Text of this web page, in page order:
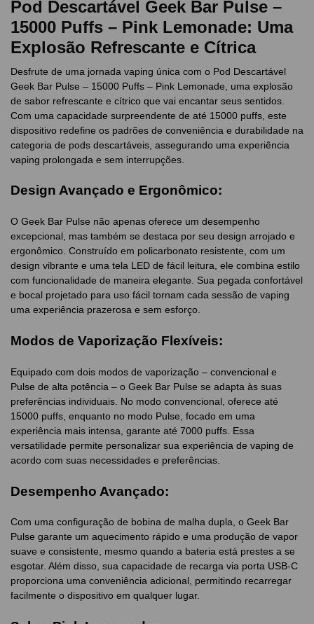
Pod Descartável Geek Bar Pulse –
15000 Puffs – Pink Lemonade: Uma
Explosão Refrescante e Cítrica
Desfrute de uma jornada vaping única com o Pod Descartável
Geek Bar Pulse – 15000 Puffs – Pink Lemonade, uma explosão
de sabor refrescante e cítrico que vai encantar seus sentidos.
Com uma capacidade surpreendente de até 15000 puffs, este
dispositivo redefine os padrões de conveniência e durabilidade na
categoria de pods descartáveis, assegurando uma experiência
vaping prolongada e sem interrupções.
Design Avançado e Ergonômico:
O Geek Bar Pulse não apenas oferece um desempenho
excepcional, mas também se destaca por seu design arrojado e
ergonômico. Construído em policarbonato resistente, com um
design vibrante e uma tela LED de fácil leitura, ele combina estilo
com funcionalidade de maneira elegante. Sua pegada confortável
e bocal projetado para uso fácil tornam cada sessão de vaping
uma experiência prazerosa e sem esforço.
Modos de Vaporização Flexíveis:
Equipado com dois modos de vaporização – convencional e
Pulse de alta potência – o Geek Bar Pulse se adapta às suas
preferências individuais. No modo convencional, oferece até
15000 puffs, enquanto no modo Pulse, focado em uma
experiência mais intensa, garante até 7000 puffs. Essa
versatilidade permite personalizar sua experiência de vaping de
acordo com suas necessidades e preferências.
Desempenho Avançado:
Com uma configuração de bobina de malha dupla, o Geek Bar
Pulse garante um aquecimento rápido e uma produção de vapor
suave e consistente, mesmo quando a bateria está prestes a se
esgotar. Além disso, sua capacidade de recarga via porta USB-C
proporciona uma conveniência adicional, permitindo recarregar
facilmente o dispositivo em qualquer lugar.